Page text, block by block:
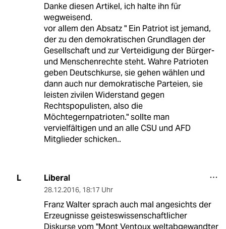
Danke diesen Artikel, ich halte ihn für
wegweisend.
vor allem den Absatz " Ein Patriot ist jemand,
der zu den demokratischen Grundlagen der
Gesellschaft und zur Verteidigung der Bürger-
und Menschenrechte steht. Wahre Patrioten
geben Deutschkurse, sie gehen wählen und
dann auch nur demokratische Parteien, sie
leisten zivilen Widerstand gegen
Rechtspopulisten, also die
Möchtegernpatrioten." sollte man
vervielfältigen und an alle CSU und AFD
Mitglieder schicken..
L Liberal
28.12.2016, 18:17 Uhr
Franz Walter sprach auch mal angesichts der
Erzeugnisse geisteswissenschaftlicher
Diskurse vom "Mont Ventoux weltabgewandter